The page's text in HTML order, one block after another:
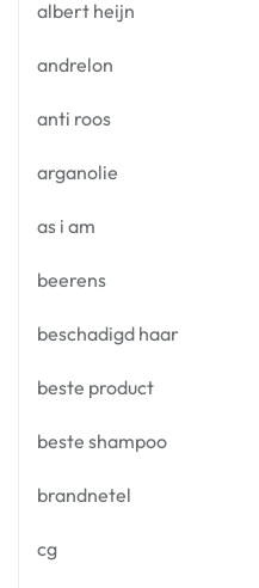
albert heijn
andrelon
anti roos
arganolie
as i am
beerens
beschadigd haar
beste product
beste shampoo
brandnetel
cg